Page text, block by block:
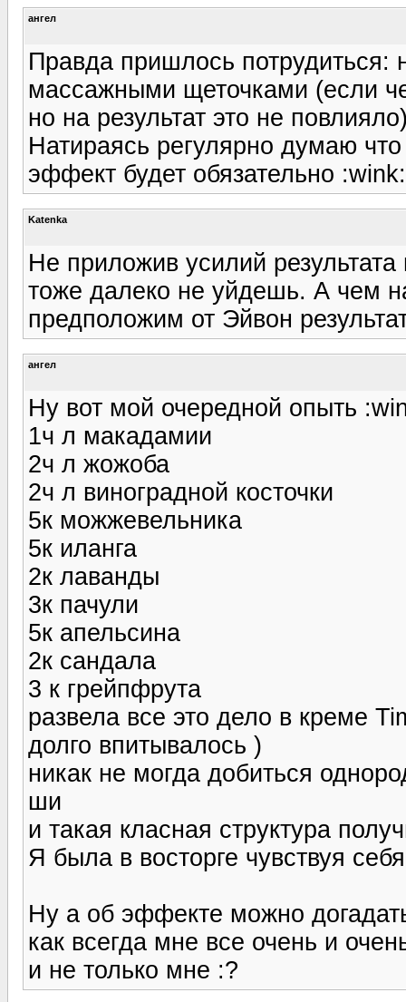
ангел
Правда пришлось потрудиться:
массажными щеточками (если
но на результат это не
Натираясь регулярно думаю
эффект будет обязательно :wink:
Katenka
Не приложив усилий
тоже далеко не уйдешь. А чем
предположим от Эйвон
ангел
Ну вот мой очередной опыть
1ч л макадамии
2ч л жожоба
2ч л виноградной косточки
5к можжевельника
5к иланга
2к лаванды
3к пачули
5к апельсина
2к сандала
3 к грейпфрута
развела все это дело в креме
долго впитывалось )
никак не могда добиться
ши
и такая класная структура
Я была в восторге чувствуя
Ну а об эффекте можно
как всегда мне все очень и
и не только мне :?